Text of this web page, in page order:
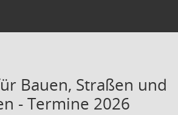
Bauen, Straßen und
- Termine 2026